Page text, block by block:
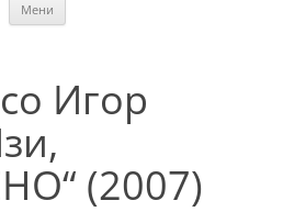
Мени
Игор
(2007)